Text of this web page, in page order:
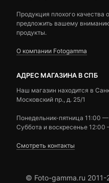
Продукция плохого качества
предложить вашему
продукты.
О компании Fotogamma
АДРЕС МАГАЗИНА В СПБ
Наш магазин находится в
Московский пр., д. 25/1
Понедельник-пятница 11:00
Суббота и воскресенье
Смотреть контакты
© Foto-gamma.ru